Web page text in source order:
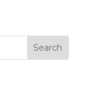
Search